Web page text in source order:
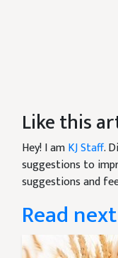
Like this
Hey! I amKJ Staff.
suggestions to
suggestions and
Read next